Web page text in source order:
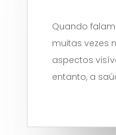
Quando
muitas vezes
aspectos
entanto, a